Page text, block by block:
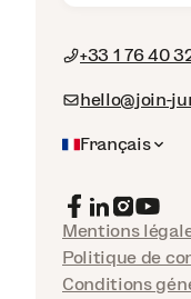
+33 1 76 40
hello@join-
Français
Mentions
Politique de
Conditions